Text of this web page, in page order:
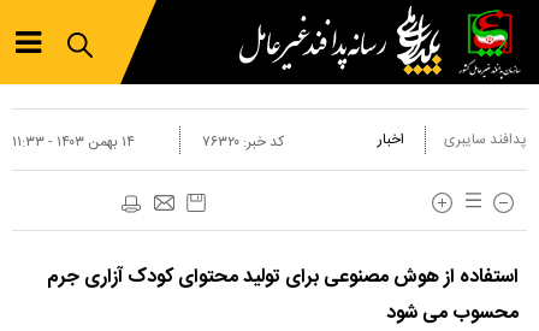
پدافند سایبری اخبار ۱۴ بهمن ۱۴۰۳ - ۱۱:۳۳ کد خبر:۷۶۳۲۰
استفاده از هوش مصنوعی برای تولید محتوای کودک آزاری جرم
محسوب می شود